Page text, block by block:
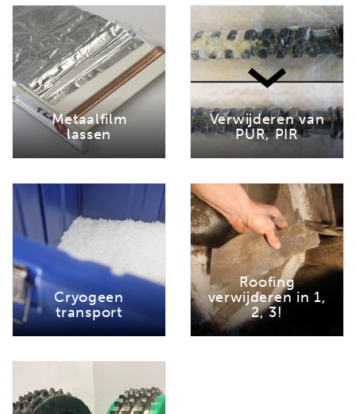
Metaalfilm
lassen
Verwijderen van
PUR, PIR
Cryogeen
transport
Roofing
verwijderen in 1,
2, 3!